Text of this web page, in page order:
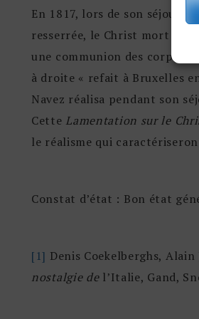
En 1817, lors de son séjour
resserrée, le Christ mort
une communion des corps.
à droite « refait à Bruxelles
Navez réalisa pendant son
Cette Lamentation sur le
le réalisme qui
Constat d’état : Bon état
[1] Denis Coekelberghs,
nostalgie de l’Italie, Gand,